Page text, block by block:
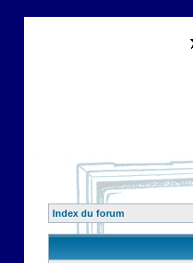
Index du forum